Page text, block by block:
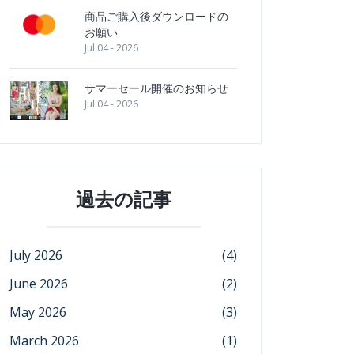
商品ご購入後ダウンロードの
お願い
Jul 04 - 2026
サマーセール開催のお知らせ
Jul 04 - 2026
過去の記事
July 2026
(4)
June 2026
(2)
May 2026
(3)
March 2026
(1)